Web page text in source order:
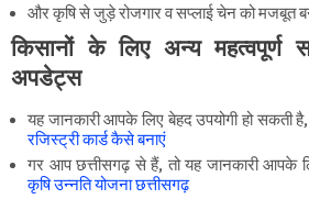
और कृषि से जुड़े रोजगार व सप्लाई चेन को मजबूत
किसानों के लिए अन्य महत्वपूर्ण
अपडेट्स
यह जानकारी आपके लिए बेहद उपयोगी हो सकती
रजिस्ट्री कार्ड कैसे बनाएं
गर आप छत्तीसगढ़ से हैं, तो यह जानकारी आपके
कृषि उन्नति योजना छत्तीसगढ़